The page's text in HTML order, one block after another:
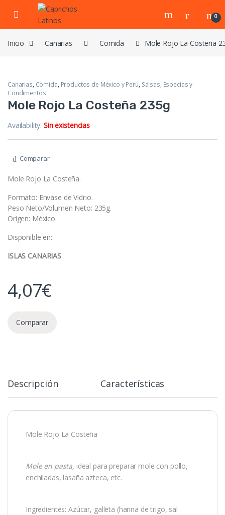
Skip to navigation
Skip to content
0
Inicio Canarias Comida Mole Rojo La Costeña
Canarias, Comida, Productos de México y Perú, Salsas, Especias y
Condimentos
Mole Rojo La Costeña 235g
Availability:Sin existencias
Comparar
Mole Rojo La Costeña.
Formato: Envase de Vidrio.
Peso Neto/Volumen Neto: 235g.
Origen: México.
Disponible en:
ISLAS CANARIAS
4,07€
Comparar
Descripción Características
Mole Rojo La Costeña
Mole en pasta, ideal para preparar mole con pollo,
enchiladas, lasaña azteca, etc.
Ingredientes: Azúcar, galleta (harina de trigo, sal